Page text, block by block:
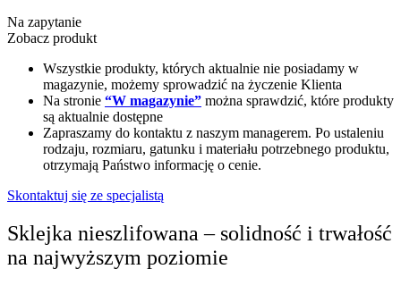
Na zapytanie
Zobacz produkt
Wszystkie produkty, których aktualnie nie posiadamy w
magazynie, możemy sprowadzić na życzenie Klienta
Na stronie “W magazynie” można sprawdzić, które produkty
są aktualnie dostępne
Zapraszamy do kontaktu z naszym managerem. Po ustaleniu
rodzaju, rozmiaru, gatunku i materiału potrzebnego produktu,
otrzymają Państwo informację o cenie.
Skontaktuj się ze specjalistą
Sklejka nieszlifowana – solidność i trwałość
na najwyższym poziomie